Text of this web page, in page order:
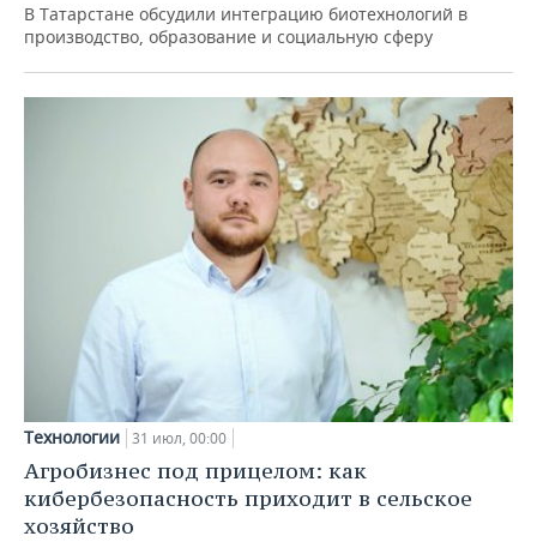
В Татарстане обсудили интеграцию биотехнологий в
производство, образование и социальную сферу
Технологии 31 июл, 00:00
Агробизнес под прицелом: как
кибербезопасность приходит в сельское
хозяйство